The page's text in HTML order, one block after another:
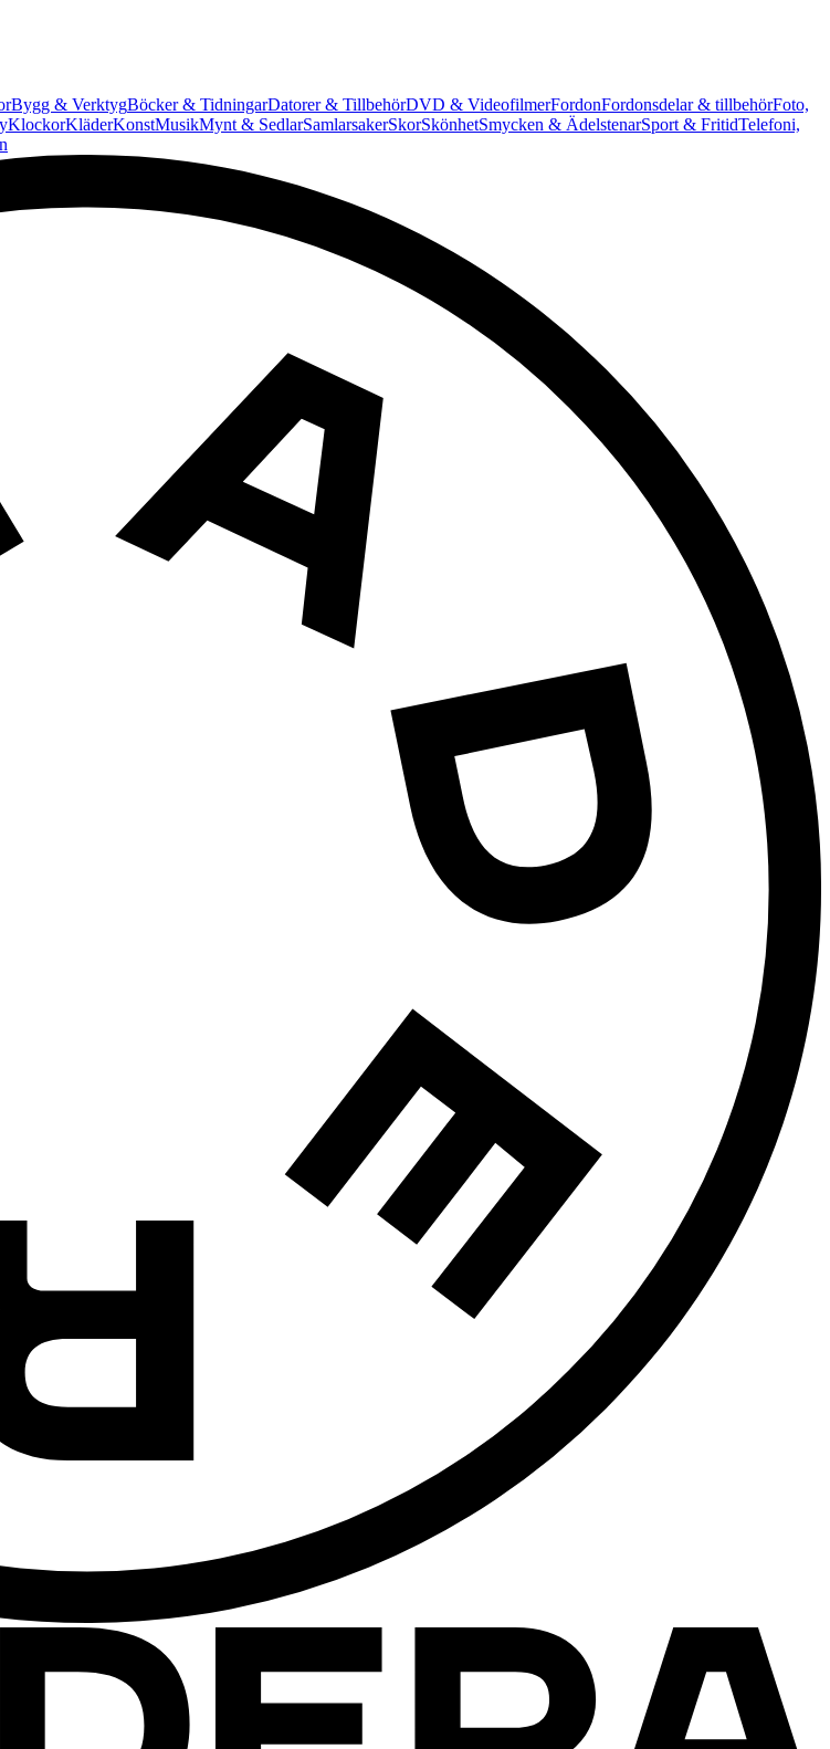
Bygg & VerktygBöcker & TidningarDatorer & TillbehörDVD & VideofilmerFordonFordonsdelar & tillbehörFoto,
KlockorKläderKonstMusikMynt & SedlarSamlarsakerSkorSkönhetSmycken & ÄdelstenarSport & FritidTelefoni,